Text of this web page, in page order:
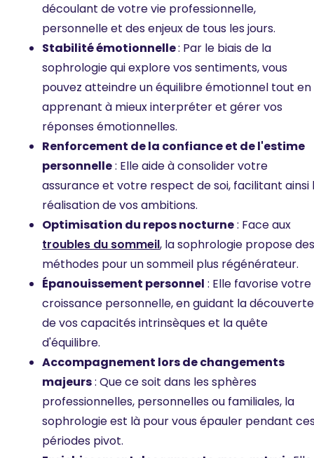
découlant de votre vie professionnelle,
personnelle et des enjeux de tous les jours.
Stabilité émotionnelle: Par le biais de la
sophrologie qui explore vos sentiments, vous
pouvez atteindre un équilibre émotionnel tout en
apprenant à mieux interpréter et gérer vos
réponses émotionnelles.
Renforcement de la confiance et de l'estime
personnelle: Elle aide à consolider votre
assurance et votre respect de soi, facilitant ainsi
réalisation de vos ambitions.
Optimisation du repos nocturne: Face aux
troubles du sommeil, la sophrologie propose des
méthodes pour un sommeil plus régénérateur.
Épanouissement personnel : Elle favorise votre
croissance personnelle, en guidant la découverte
de vos capacités intrinsèques et la quête
d'équilibre.
Accompagnement lors de changements
majeurs: Que ce soit dans les sphères
professionnelles, personnelles ou familiales, la
sophrologie est là pour vous épauler pendant
périodes pivot.